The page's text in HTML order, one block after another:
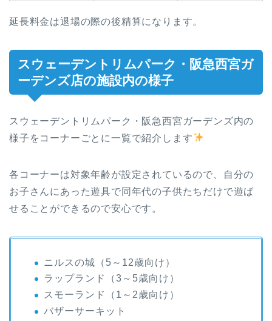
延長料金は退場の際の後精算になります。
スウェーデントリムパーク・阪急西宮ガ
ーデンズ店の施設内の様子
スウェーデントリムパーク・阪急西宮ガーデンズ内の
様子をコーナーごとに一覧で紹介します
各コーナーは対象年齢が設定されているので、自分の
お子さんにあった遊具で同年代の子供たちだけで遊ば
せることができるので安心です。
ニルスの城（5～12歳向け）
ラップランド（3～5歳向け）
スモーランド（1～2歳向け）
バザーサーキット